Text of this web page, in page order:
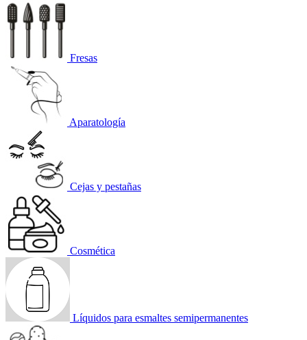
Fresas
Aparatología
Cejas y pestañas
Cosmética
Líquidos para esmaltes semipermanentes